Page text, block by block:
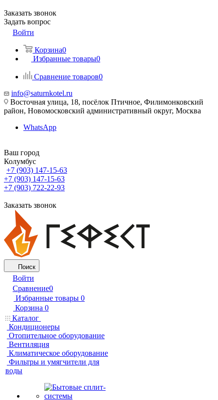
Заказать звонок
Задать вопрос
Войти
Корзина0
Избранные товары0
Сравнение товаров0
info@saturnkotel.ru
Восточная улица, 18, посёлок Птичное, Филимонковский
район, Новомосковский административный округ, Москва
WhatsApp
Ваш город
Колумбус
+7 (903) 147-15-63
+7 (903) 147-15-63
+7 (903) 722-22-93
Заказать звонок
Поиск
Войти
Сравнение0
Избранные товары 0
Корзина 0
Каталог
Кондиционеры
Отопительное оборудование
Вентиляция
Климатическое оборудование
Фильтры и умягчители для
воды